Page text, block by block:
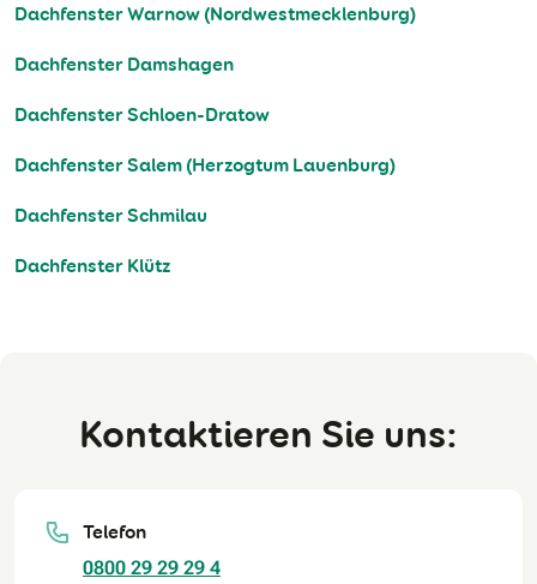
Dachfenster Warnow (Nordwestmecklenburg)
Dachfenster Damshagen
Dachfenster Schloen-Dratow
Dachfenster Salem (Herzogtum Lauenburg)
Dachfenster Schmilau
Dachfenster Klütz
Kontaktieren Sie uns:
Telefon
0800 29 29 29 4